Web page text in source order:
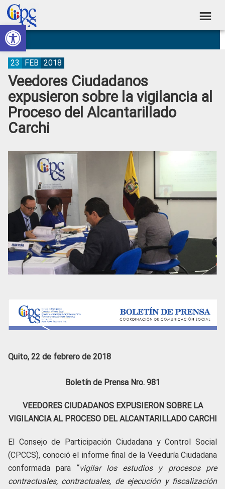
Abrir barra de herramientas
Skip
to
primary
navigation
Skip
to
main
content
Skip
to
primary
sidebar
Skip
to
footer
Consejo
de
Participación
Ciudadana
Control
Social
Construyendo
Poder
Ciudadano
Veedores Ciudadanos
expusieron sobre la vigilancia al
Proceso del Alcantarillado
Carchi
23 FEB 2018
Quito, 22 de febrero de 2018
Boletín de Prensa Nro. 981
VEEDORES CIUDADANOS EXPUSIERON SOBRE LA
VIGILANCIA AL PROCESO DEL ALCANTARILLADO CARCHI
El Consejo de Participación Ciudadana y Control Social
(CPCCS), conoció el informe final de la Veeduría Ciudadana
conformada para “vigilar los estudios y procesos pre
contractuales, contractuales, de ejecución y fiscalización